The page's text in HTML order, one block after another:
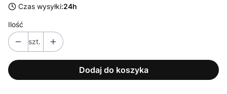
Czas wysyłki:24h
Ilość
szt.
Dodaj do koszyka